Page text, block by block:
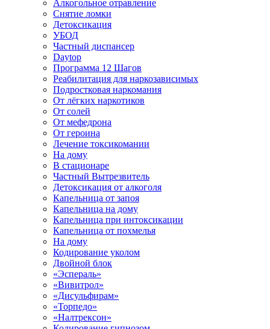
Алкогольное отравление
Снятие ломки
Детоксикация
УБОД
Частный диспансер
Daytop
Программа 12 Шагов
Реабилитация для наркозависимых
Подростковая наркомания
От лёгких наркотиков
От солей
От мефедрона
От героина
Лечение токсикомании
На дому
В стационаре
Частный Вытрезвитель
Детоксикация от алкоголя
Капельница от запоя
Капельница на дому
Капельница при интоксикации
Капельница от похмелья
На дому
Кодирование уколом
Двойной блок
«Эспераль»
«Вивитрол»
«Дисульфирам»
«Торпедо»
«Налтрексон»